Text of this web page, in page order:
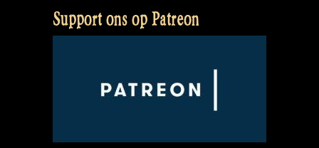
Support ons op Patreon